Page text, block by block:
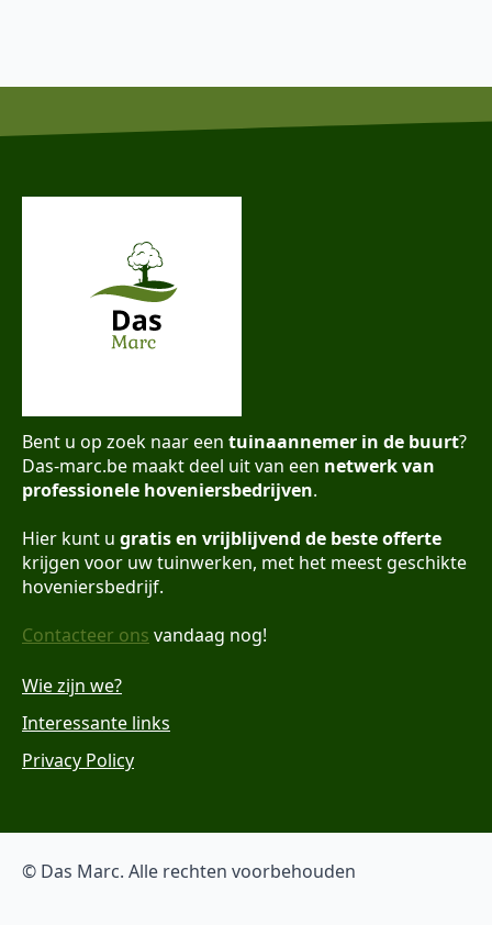
Bent u op zoek naar een tuinaannemer in de buurt?
Das-marc.be maakt deel uit van een netwerk van
professionele hoveniersbedrijven.
Hier kunt u gratis en vrijblijvend de beste offerte
krijgen voor uw tuinwerken, met het meest geschikte
hoveniersbedrijf.
Contacteer ons vandaag nog!
Wie zijn we?
Interessante links
Privacy Policy
© Das Marc. Alle rechten voorbehouden